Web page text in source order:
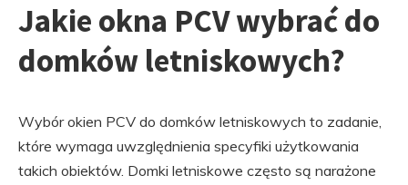
Jakie okna PCV wybrać do
domków letniskowych?
Wybór okien PCV do domków letniskowych to zadanie,
które wymaga uwzględnienia specyfiki użytkowania
takich obiektów. Domki letniskowe często są narażone